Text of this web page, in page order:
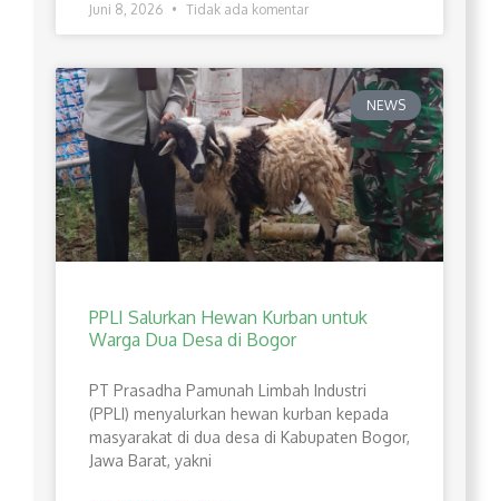
Juni 8, 2026 Tidak ada komentar
NEWS
PPLI Salurkan Hewan Kurban untuk
Warga Dua Desa di Bogor
PT Prasadha Pamunah Limbah Industri
(PPLI) menyalurkan hewan kurban kepada
masyarakat di dua desa di Kabupaten Bogor,
Jawa Barat, yakni